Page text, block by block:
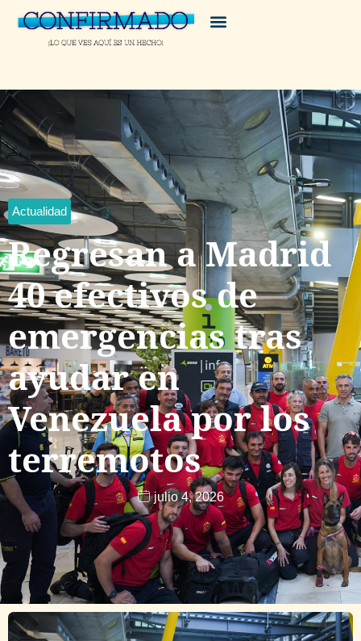
Actualidad
Regresan a Madrid
40 efectivos de
emergencias tras
ayudar en
Venezuela por los
terremotos
julio 4, 2026